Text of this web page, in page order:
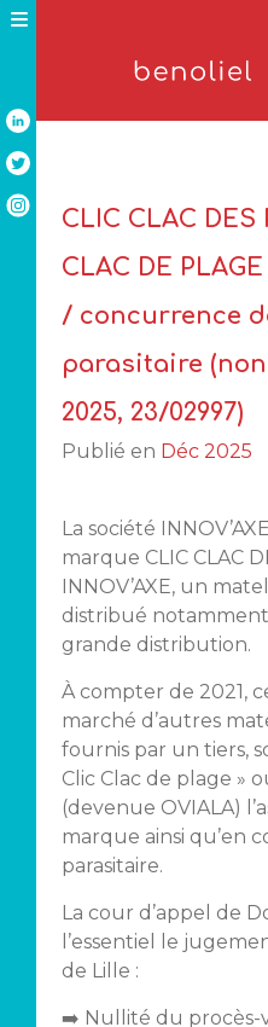
CLIC CLAC DES
CLAC DE
/ concurrence
parasitaire
2025, 23/02997)
Publié en Déc 2025
La société
marque CLIC CLAC
INNOV’AXE, un
distribué
grande distribution.
À compter de 2021,
marché d’autres
fournis par un tiers,
Clic Clac de plage »
(devenue OVIALA)
marque ainsi qu’en
parasitaire.
La cour d’appel de
l’essentiel le
de Lille :
➡️ Nullité du procès-